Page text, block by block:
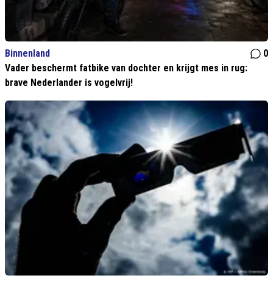
Binnenland
0
Vader beschermt fatbike van dochter en krijgt mes in rug:
brave Nederlander is vogelvrij!